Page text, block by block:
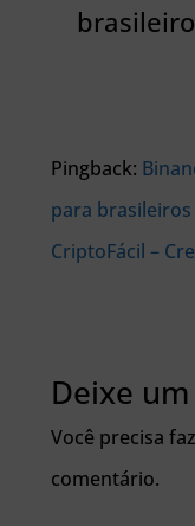
Pingback:
para
CriptoFácil –
Deixe
Você precisa
comentário.